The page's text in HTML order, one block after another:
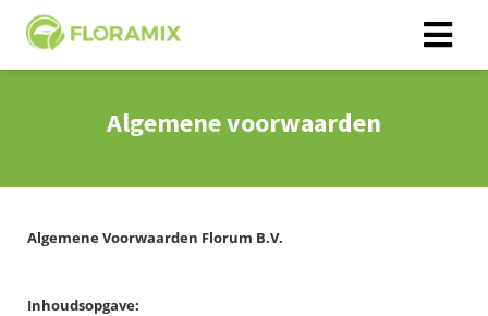
Algemene voorwaarden
Algemene Voorwaarden Florum B.V.
Inhoudsopgave: